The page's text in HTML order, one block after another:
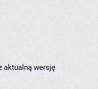
aktualną wersję